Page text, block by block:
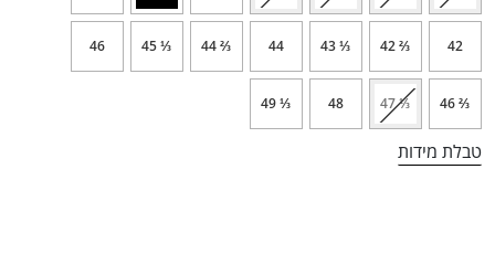
42
⅔ 42
⅓ 43
44
⅔ 44
⅓ 45
46
⅔ 46
⅓ 47
48
⅓ 49
טבלת מידות